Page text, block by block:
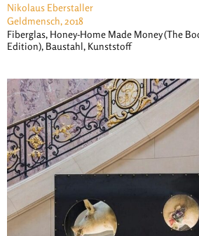
Nikolaus Eberstaller
Geldmensch, 2018
Fiberglas, Honey-Home Made Money (The
Edition), Baustahl, Kunststoff